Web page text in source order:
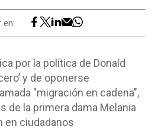
en:
por la política de Donald
y de oponerse
"migración en cadena",
de la primera dama Melania
en ciudadanos